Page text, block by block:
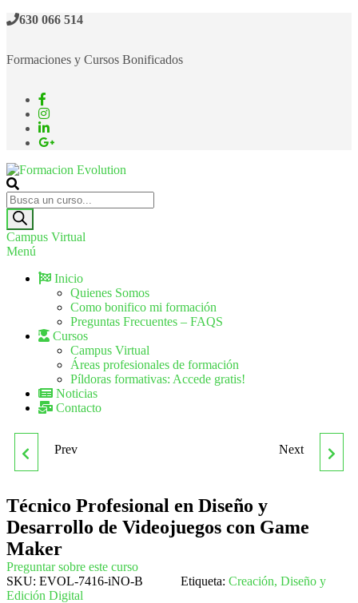
630 066 514
Formaciones y Cursos Bonificados
Formacion Evolution
Cursos de formación continua
Campus Virtual
Menú
Inicio
Quienes Somos
Como bonifico mi formación
Preguntas Frecuentes – FAQS
Cursos
Campus Virtual
Áreas profesionales de formación
Píldoras formativas: Accede gratis!
Noticias
Contacto
TÉCNICO PROFESIONAL
PROFESIONAL CON
DREAMWEAVER CS6
Prev TÉCNICO PROFESIONAL
ATESTADOS
Next
Técnico Profesional en Diseño y
Desarrollo de Videojuegos con Game
Maker
Preguntar sobre este curso
SKU: EVOL-7416-iNO-B Etiqueta: Creación, Diseño y
Edición Digital